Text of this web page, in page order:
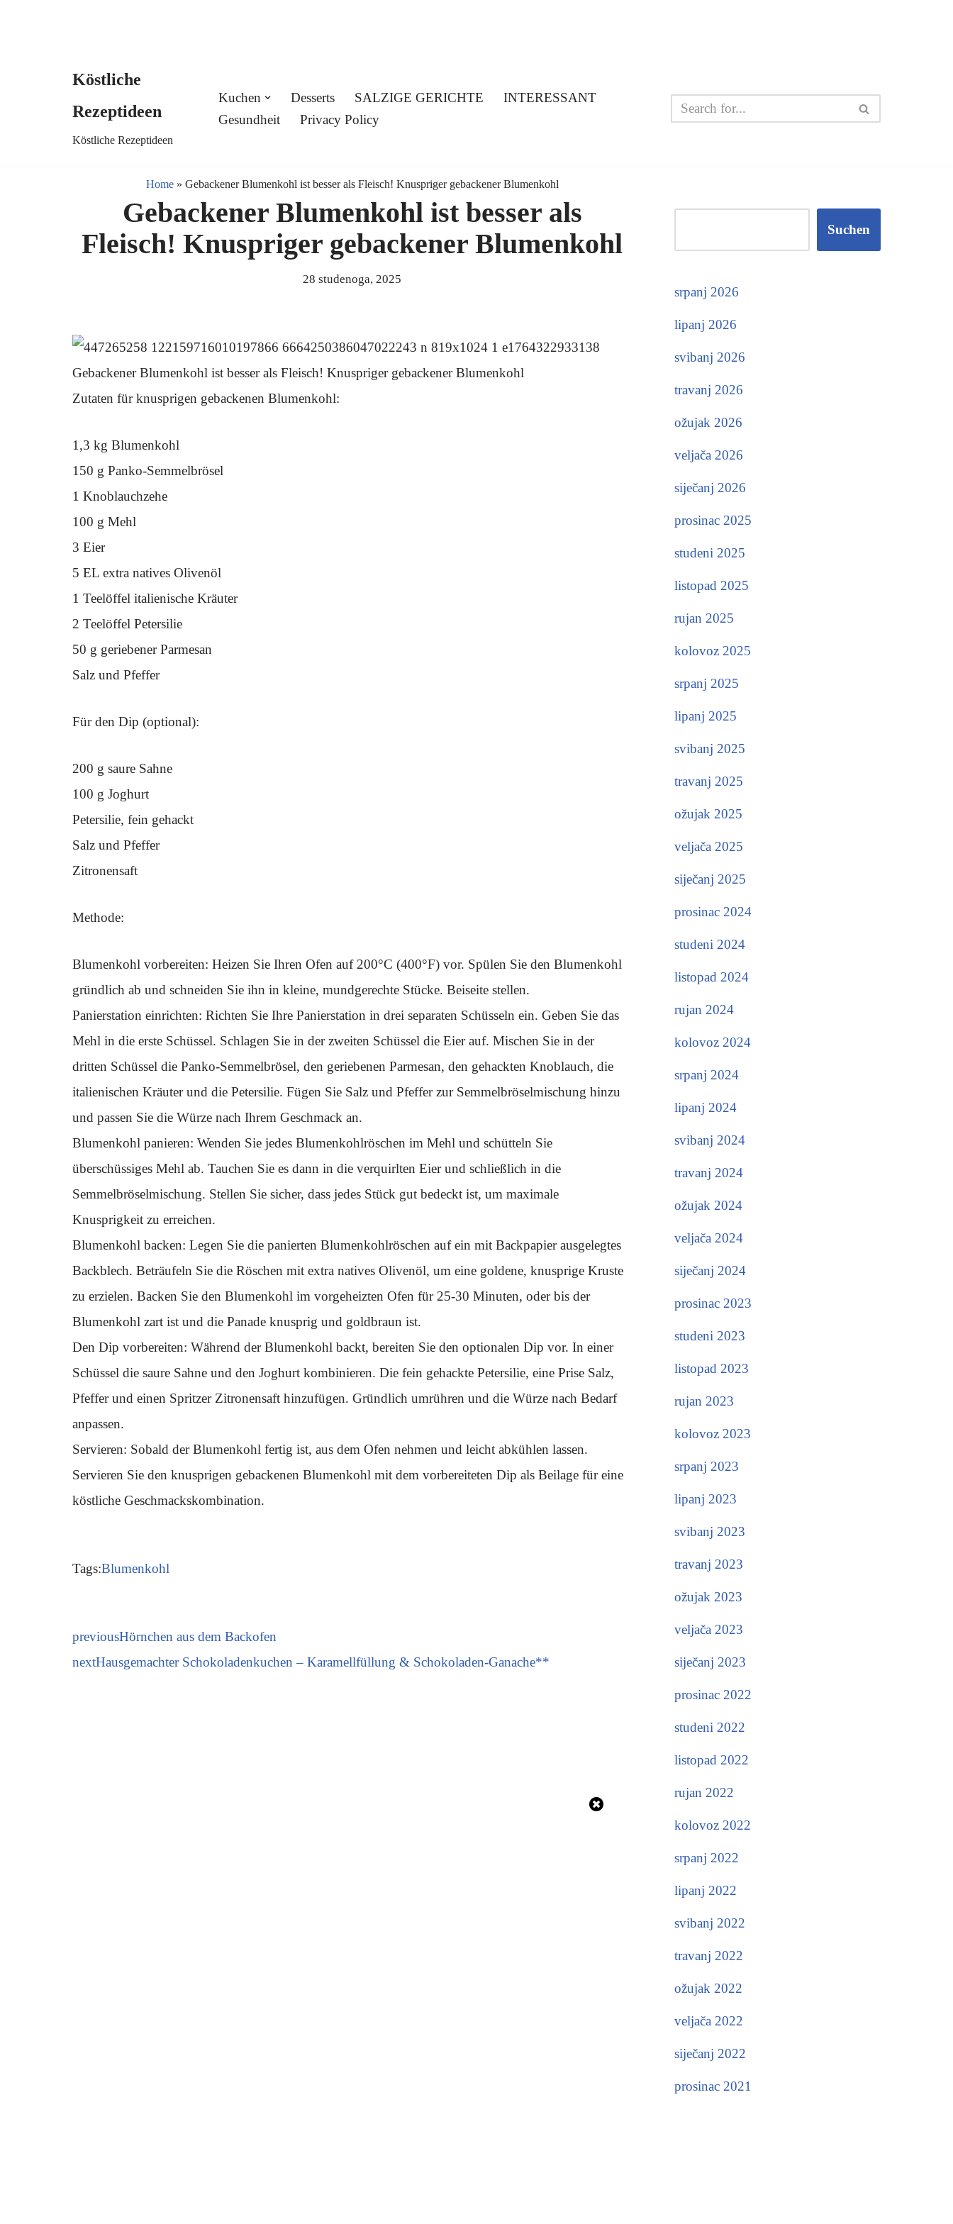
Köstliche
Rezeptideen
Köstliche Rezeptideen
Kuchen Desserts SALZIGE GERICHTE
INTERESSANT
Gesundheit
Privacy Policy
Home» Gebackener Blumenkohl ist besser als Fleisch! Knuspriger gebackener Blumenkohl
Gebackener Blumenkohl ist besser als
Fleisch! Knuspriger gebackener Blumenkohl
28 studenoga, 2025
Gebackener Blumenkohl ist besser als Fleisch! Knuspriger gebackener Blumenkohl
Zutaten für knusprigen gebackenen Blumenkohl:
1,3 kg Blumenkohl
150 g Panko-Semmelbrösel
1 Knoblauchzehe
100 g Mehl
3 Eier
5 EL extra natives Olivenöl
1 Teelöffel italienische Kräuter
2 Teelöffel Petersilie
50 g geriebener Parmesan
Salz und Pfeffer
Für den Dip (optional):
200 g saure Sahne
100 g Joghurt
Petersilie, fein gehackt
Salz und Pfeffer
Zitronensaft
Methode:
Blumenkohl vorbereiten: Heizen Sie Ihren Ofen auf 200°C (400°F) vor. Spülen Sie den Blumenkohl
gründlich ab und schneiden Sie ihn in kleine, mundgerechte Stücke. Beiseite stellen.
Panierstation einrichten: Richten Sie Ihre Panierstation in drei separaten Schüsseln ein. Geben Sie das
Mehl in die erste Schüssel. Schlagen Sie in der zweiten Schüssel die Eier auf. Mischen Sie in der
dritten Schüssel die Panko-Semmelbrösel, den geriebenen Parmesan, den gehackten Knoblauch, die
italienischen Kräuter und die Petersilie. Fügen Sie Salz und Pfeffer zur Semmelbröselmischung hinzu
und passen Sie die Würze nach Ihrem Geschmack an.
Blumenkohl panieren: Wenden Sie jedes Blumenkohlröschen im Mehl und schütteln Sie
überschüssiges Mehl ab. Tauchen Sie es dann in die verquirlten Eier und schließlich in die
Semmelbröselmischung. Stellen Sie sicher, dass jedes Stück gut bedeckt ist, um maximale
Knusprigkeit zu erreichen.
Blumenkohl backen: Legen Sie die panierten Blumenkohlröschen auf ein mit Backpapier ausgelegtes
Backblech. Beträufeln Sie die Röschen mit extra natives Olivenöl, um eine goldene, knusprige Kruste
zu erzielen. Backen Sie den Blumenkohl im vorgeheizten Ofen für 25-30 Minuten, oder bis der
Blumenkohl zart ist und die Panade knusprig und goldbraun ist.
Den Dip vorbereiten: Während der Blumenkohl backt, bereiten Sie den optionalen Dip vor. In einer
Schüssel die saure Sahne und den Joghurt kombinieren. Die fein gehackte Petersilie, eine Prise Salz,
Pfeffer und einen Spritzer Zitronensaft hinzufügen. Gründlich umrühren und die Würze nach Bedarf
anpassen.
Servieren: Sobald der Blumenkohl fertig ist, aus dem Ofen nehmen und leicht abkühlen lassen.
Servieren Sie den knusprigen gebackenen Blumenkohl mit dem vorbereiteten Dip als Beilage für eine
köstliche Geschmackskombination.
Tags:Blumenkohl
previousHörnchen aus dem Backofen
nextHausgemachter Schokoladenkuchen – Karamellfüllung & Schokoladen-Ganache**
Suchen
srpanj 2026
lipanj 2026
svibanj 2026
travanj 2026
ožujak 2026
veljača 2026
siječanj 2026
prosinac 2025
studeni 2025
listopad 2025
rujan 2025
kolovoz 2025
srpanj 2025
lipanj 2025
svibanj 2025
travanj 2025
ožujak 2025
veljača 2025
siječanj 2025
prosinac 2024
studeni 2024
listopad 2024
rujan 2024
kolovoz 2024
srpanj 2024
lipanj 2024
svibanj 2024
travanj 2024
ožujak 2024
veljača 2024
siječanj 2024
prosinac 2023
studeni 2023
listopad 2023
rujan 2023
kolovoz 2023
srpanj 2023
lipanj 2023
svibanj 2023
travanj 2023
ožujak 2023
veljača 2023
siječanj 2023
prosinac 2022
studeni 2022
listopad 2022
rujan 2022
kolovoz 2022
srpanj 2022
lipanj 2022
svibanj 2022
travanj 2022
ožujak 2022
veljača 2022
siječanj 2022
prosinac 2021